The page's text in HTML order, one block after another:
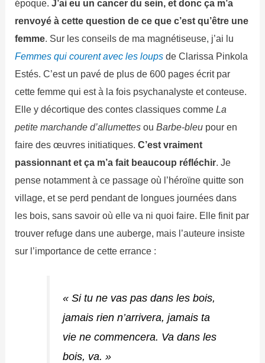
époque.J’ai eu un cancer du sein, et donc ça m’a
renvoyé à cette question de ce que c’est qu’être une
femme. Sur les conseils de ma magnétiseuse, j’ai lu
Femmes qui courent avec les loups de Clarissa Pinkola
Estés. C’est un pavé de plus de 600 pages écrit par
cette femme qui est à la fois psychanalyste et conteuse.
Elle y décortique des contes classiques commeLa
petite marchande d’allumettes ouBarbe-bleu pour en
faire des œuvres initiatiques.C’est vraiment
passionnant et ça m’a fait beaucoup réfléchir. Je
pense notamment à ce passage où l’héroïne quitte son
village, et se perd pendant de longues journées dans
les bois, sans savoir où elle va ni quoi faire. Elle finit par
trouver refuge dans une auberge, mais l’auteure insiste
sur l’importance de cette errance :
« Si tu ne vas pas dans les bois,
jamais rien n’arrivera, jamais ta
vie ne commencera. Va dans les
bois, va. »